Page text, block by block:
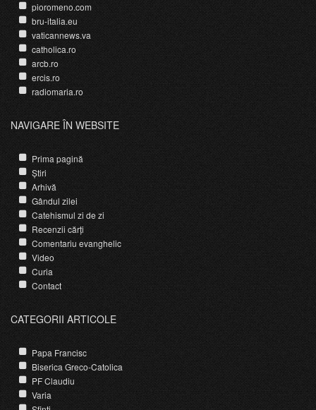
pioromeno.com
bru-italia.eu
vaticannews.va
catholica.ro
arcb.ro
ercis.ro
radiomaria.ro
NAVIGARE ÎN WEBSITE
Prima pagină
Știri
Arhivă
Gândul zilei
Catehismul zi de zi
Recenzii cărți
Comentariu evanghelic
Video
Curia
Contact
CATEGORII ARTICOLE
Papa Francisc
Biserica Greco-Catolica
PF Claudiu
Varia